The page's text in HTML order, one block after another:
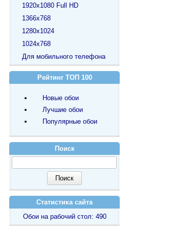
1920х1080 Full HD
1366х768
1280х1024
1024х768
Для мобильного телефона
Рейтинг ТОП 100
Новые обои
Лучшие обои
Популярные обои
Поиск
Статистика сайта
Обои на рабочий стол: 490